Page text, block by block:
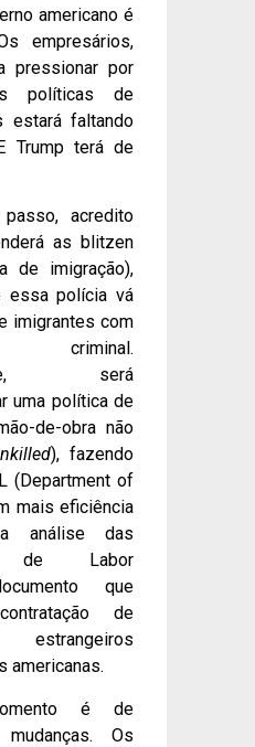
americano é
empresários,
pressionar por
políticas de
estará faltando
Trump terá de
acredito
as blitzen
de imigração),
essa polícia vá
imigrantes com
criminal.
será
uma política de
de-obra não
), fazendo
(Department of
mais eficiência
análise das
de Labor
que
de
estrangeiros
americanas.
é de
Os